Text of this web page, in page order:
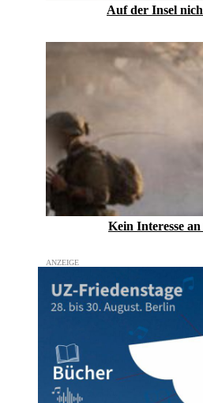
Auf der Insel
Kein Inte­resse